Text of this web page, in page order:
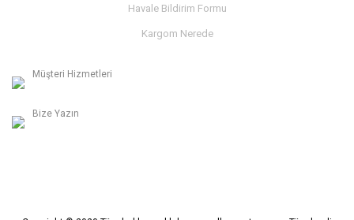
Havale Bildirim Formu
Kargom Nerede
Müşteri Hizmetleri
Bize Yazın